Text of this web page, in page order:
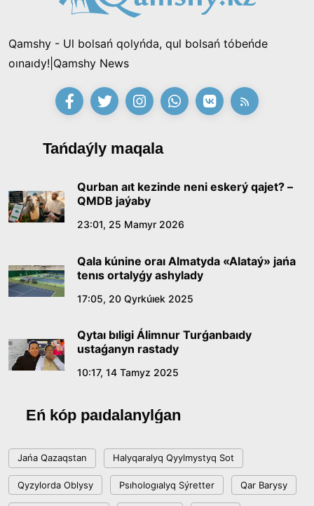
Qamshy - Ul bolsań qolyńda, qul bolsań tóbeńde
oınaıdy!|Qamshy News
Tańdaýly maqala
Qurban aıt kezinde neni eskerý qajet? –
QMDB jaýaby
23:01, 25 Mamyr 2026
Qala kúnine oraı Almatyda «Alataý» jańa
tenıs ortalyǵy ashylady
17:05, 20 Qyrkúıek 2025
Qytaı bıligi Álimnur Turǵanbaıdy
ustaǵanyn rastady
10:17, 14 Tamyz 2025
Eń kóp paıdalanylǵan
Jańa Qazaqstan Halyqaralyq Qyylmystyq Sot
Qyzylorda Oblysy Psıhologıalyq Sýretter Qar Barysy